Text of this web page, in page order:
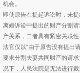
机会。
即使原告在提起诉讼时，未
离婚诉讼中提出的财产分割
产关系，二者具有紧密关联
法官仅以“由于原告没有提出
要求分割夫妻共同财产的请
况下，人民法院是无法进行